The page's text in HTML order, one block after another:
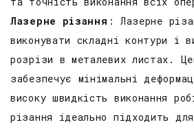
Лазерне різання : Лазерне
виконувати складні контури і
розрізи в металевих листах.
забезпечує мінімальні
високу швидкість виконання
різання ідеально підходить